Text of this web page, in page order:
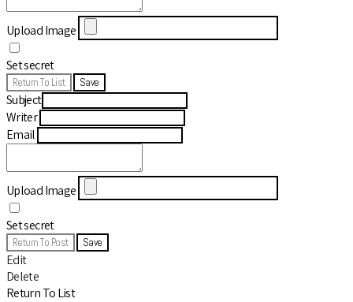
Upload Image
Set secret
Return To List Save
Subject
Writer
Email
Upload Image
Set secret
Return To Post Save
Edit
Delete
Return To List